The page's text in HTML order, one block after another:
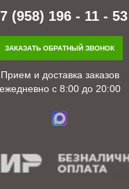
(958) 196 - 11 - 53
ЗАКАЗАТЬ ОБРАТНЫЙ ЗВОНОК
Прием и доставка заказов
ежедневно с 8:00 до 20:00